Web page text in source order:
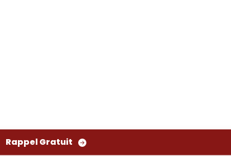
Rappel Gratuit